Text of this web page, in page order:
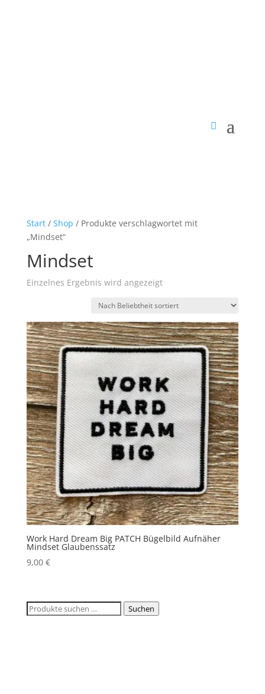
Start/ Shop / Produkte verschlagwortet mit
„Mindset“
Mindset
Einzelnes Ergebnis wird angezeigt
Work Hard Dream Big PATCH Bügelbild Aufnäher
Mindset Glaubenssatz
9,00 €
Suchen
Suchen